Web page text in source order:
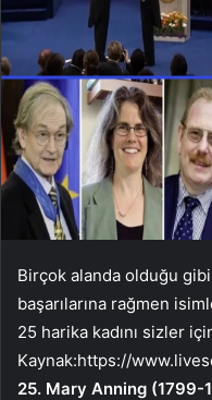
Birçok alanda olduğu
başarılarına rağmen
25 harika kadını sizler
Kaynak:https://
25. Mary Anning (1799-